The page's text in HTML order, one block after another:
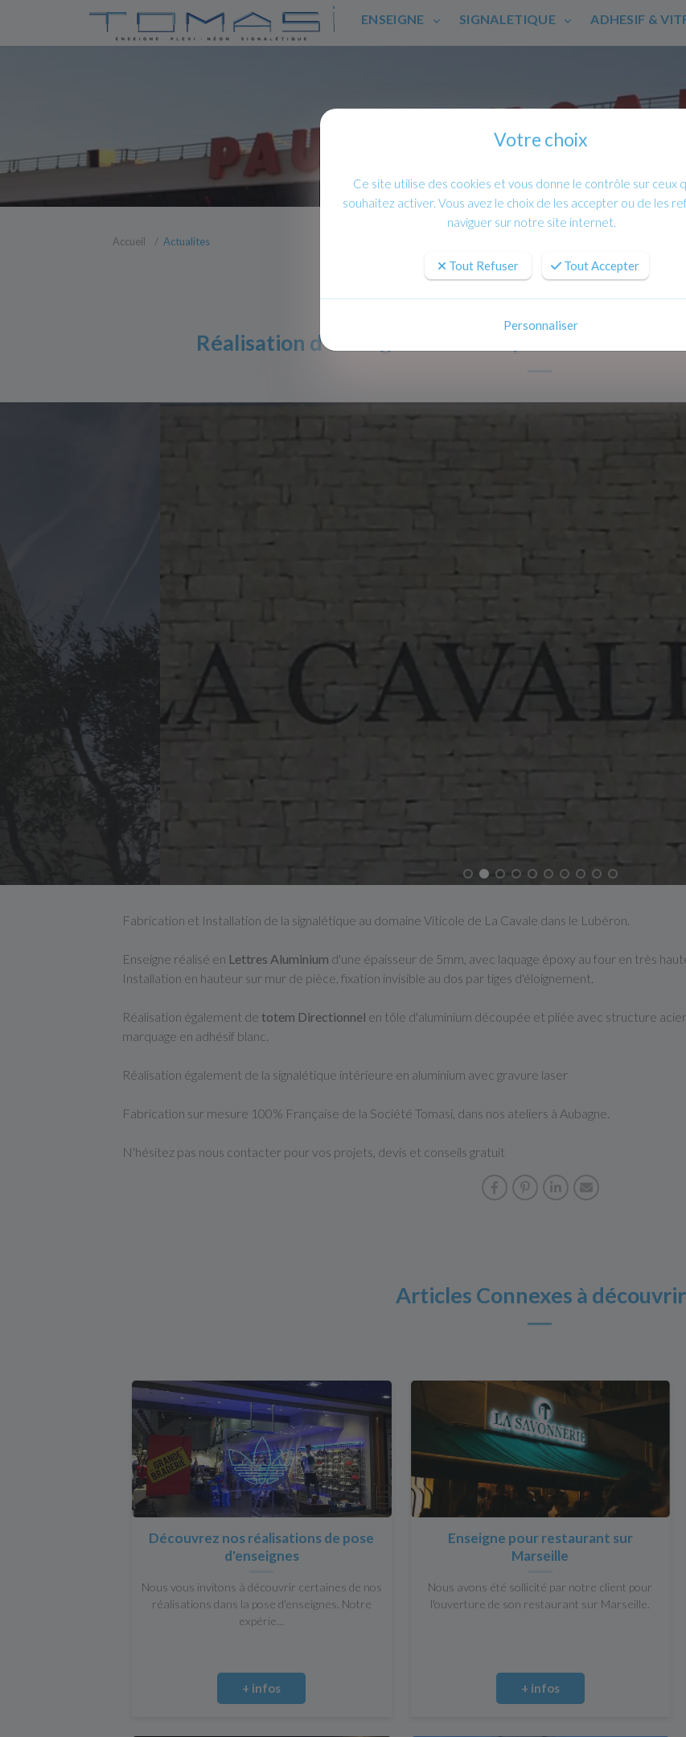
ENSEIGNE SIGNALETIQUE ADHESIF &
Accueil Actualites
Réalisation d'enseigne et Totem pour domaine
Fabrication et Installation de la signalétique au domaine Viticole de La Cavale dans le Lubéron.
Enseigne réalisé en Lettres Aluminium d'une épaisseur de 5mm, avec laquage époxy au four en très
Installation en hauteur sur mur de pièce, fixation invisible au dos par tiges d'éloignement.
Réalisation également de totem Directionnel en tôle d'aluminium découpée et pliée avec structure
marquage en adhésif blanc.
Réalisation également de la signalétique intérieure en aluminium avec gravure laser
Fabrication sur mesure 100% Française de la Société Tomasi, dans nos ateliers à Aubagne.
N'hésitez pas nous contacter pour vos projets, devis et conseils gratuit
Articles Connexes à découvrir
Découvrez nos réalisations de pose
d'enseignes
Nous vous invitons à découvrir certaines de nos
réalisations dans la pose d'enseignes. Notre
expérie...
+ infos
Enseigne pour restaurant sur
Marseille
Nous avons été sollicité par notre client pour
l'ouverture de son restaurant sur Marseille.
+ infos
Votre choix
Ce site utilise des cookies et vous donne le contrôle sur ceux
souhaitez activer. Vous avez le choix de les accepter ou de les
naviguer sur notre site internet.
Tout Refuser Tout Accepter
Personnaliser